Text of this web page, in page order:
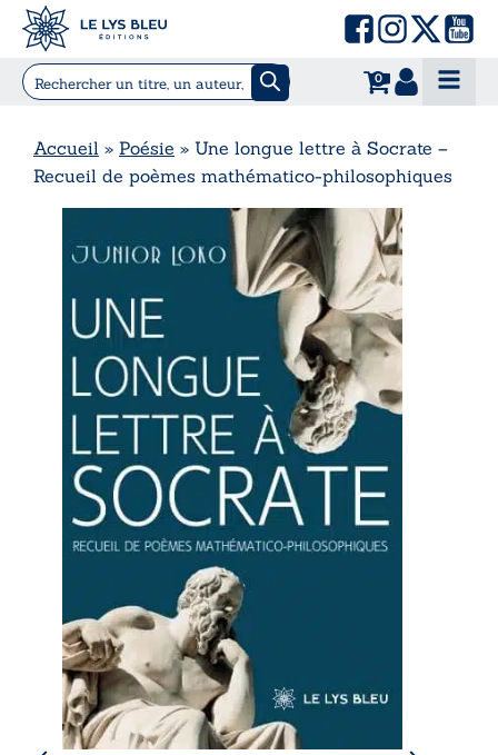
0
Accueil » Poésie » Une longue lettre à Socrate –
Recueil de poèmes mathématico-philosophiques